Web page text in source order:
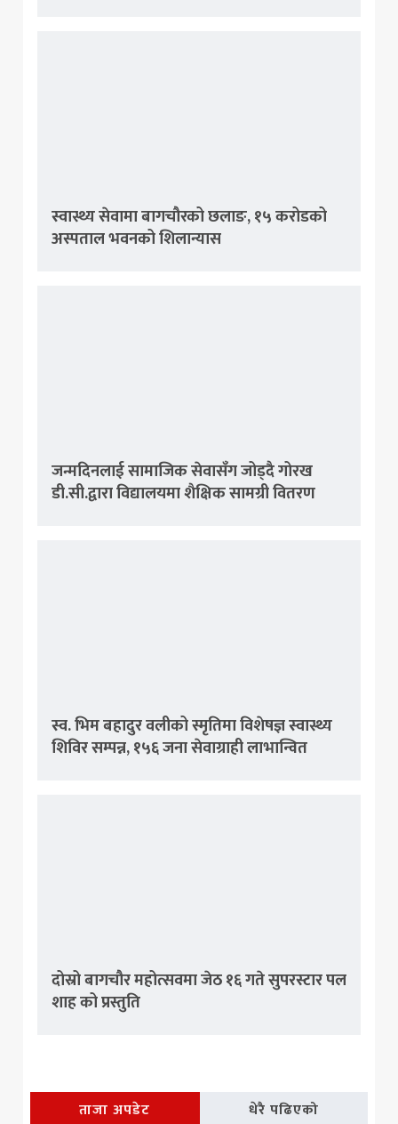
स्वास्थ्य सेवामा बागचौरको छलाङ, १५ करोडको
अस्पताल भवनको शिलान्यास
जन्मदिनलाई सामाजिक सेवासँग जोड्दै गोरख
डी.सी.द्वारा विद्यालयमा शैक्षिक सामग्री वितरण
स्व. भिम बहादुर वलीको स्मृतिमा विशेषज्ञ स्वास्थ्य
शिविर सम्पन्न, १५६ जना सेवाग्राही लाभान्वित
दोस्रो बागचौर महोत्सवमा जेठ १६ गते सुपरस्टार पल
शाह को प्रस्तुति
ताजा अपडेट धेरै पढिएको